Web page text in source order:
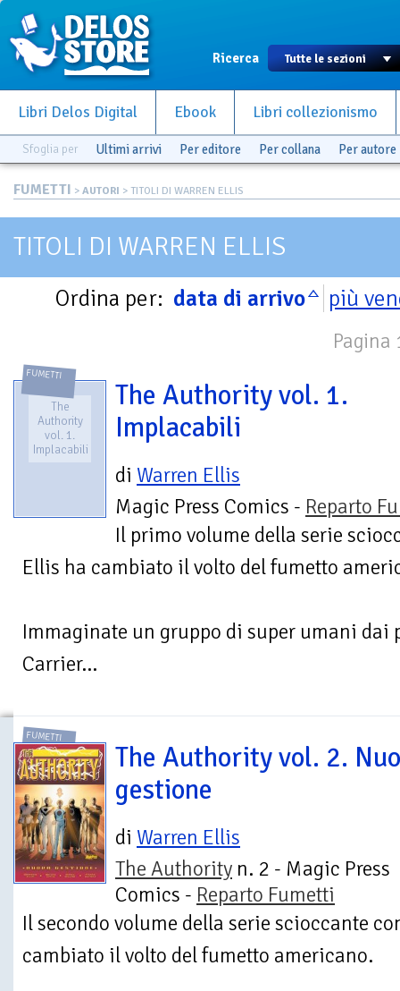
Ricerca
Libri Delos Digital Ebook Libri collezionismo
Sfoglia per Ultimi arrivi Per editore Per collana Per autore
FUMETTI > AUTORI > TITOLI DI WARREN ELLIS
TITOLI DI WARREN ELLIS
Ordina per: data di arrivo più
Pagina
FUMETTI
The
Authority
vol. 1.
Implacabili
The Authority vol. 1.
Implacabili
di Warren Ellis
Magic Press Comics - Reparto
Il primo volume della serie
Ellis ha cambiato il volto del fumetto
Immaginate un gruppo di super umani dai
Carrier...
FUMETTI
The Authority vol. 2.
gestione
di Warren Ellis
The Authority n. 2 - Magic Press
Comics - Reparto Fumetti
Il secondo volume della serie scioccante
cambiato il volto del fumetto americano.